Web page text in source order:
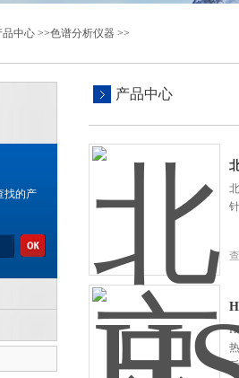
品中心 >>色谱分析仪器 >>
找的产
产品中心